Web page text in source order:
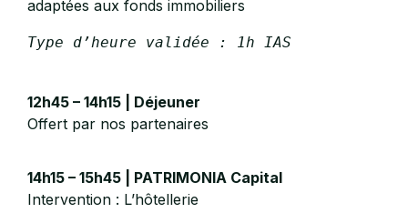
adaptées aux fonds immobiliers
Type d’heure validée : 1h IAS
12h45 – 14h15 | Déjeuner
Offert par nos partenaires
14h15 – 15h45 | PATRIMONIA Capital
Intervention : L’hôtellerie